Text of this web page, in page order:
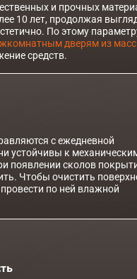
и прочных
10 лет, продолжая
По этому
дверям из
средств.
с ежедневной
устойчивы к
появлении сколов
Чтобы очистить
по ней влажной